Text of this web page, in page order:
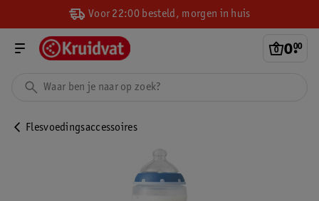
Voor 22:00 besteld, morgen in huis
0.
00
Flesvoedingsaccessoires